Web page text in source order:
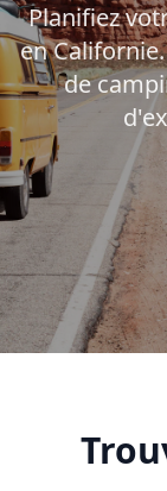
Planifiez
en
de